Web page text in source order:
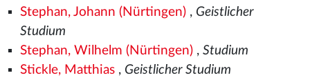
Stephan, Johann (Nürtingen), Geistlicher
Studium
Stephan, Wilhelm (Nürtingen), Studium
Stickle, Matthias, Geistlicher Studium